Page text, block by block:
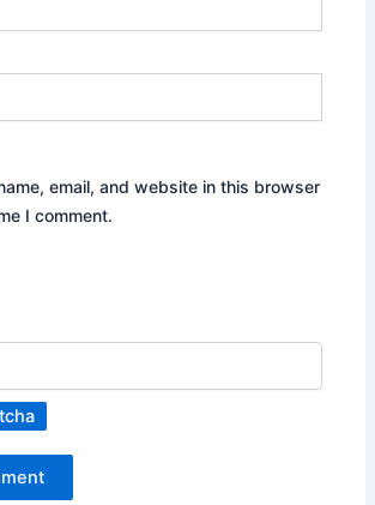
email, and website in this browser
I comment.